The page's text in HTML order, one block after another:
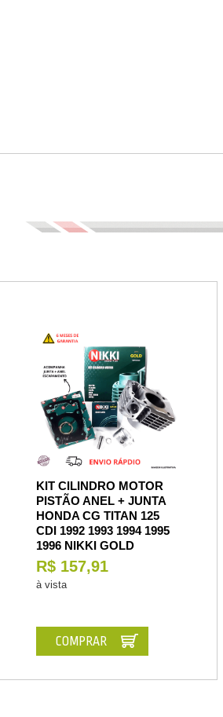
KIT CILINDRO MOTOR
PISTÃO ANEL + JUNTA
HONDA CG TITAN 125
CDI 1992 1993 1994 1995
1996 NIKKI GOLD
R$ 157,91
à vista
COMPRAR